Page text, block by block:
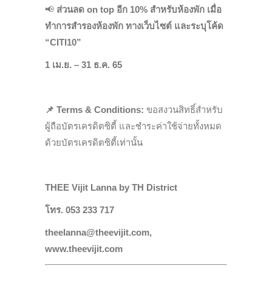
📢 ส่วนลด on top อีก 10% สำหรับห้องพัก เมื่อ
ทำการสำรองห้องพัก ทางเว็บไซต์ และระบุโค้ด
“CITI10”
1 เม.ย. – 31 ธ.ค. 65
📌 Terms & Conditions: ขอสงวนสิทธิ์สำหรับ
ผู้ถือบัตรเครดิตซิตี้ และชำระค่าใช้จ่ายทั้งหมด
ด้วยบัตรเครดิตซิตี้เท่านั้น
THEE Vijit Lanna by TH District
โทร. 053 233 717
theelanna@theevijit.com,
www.theevijit.com